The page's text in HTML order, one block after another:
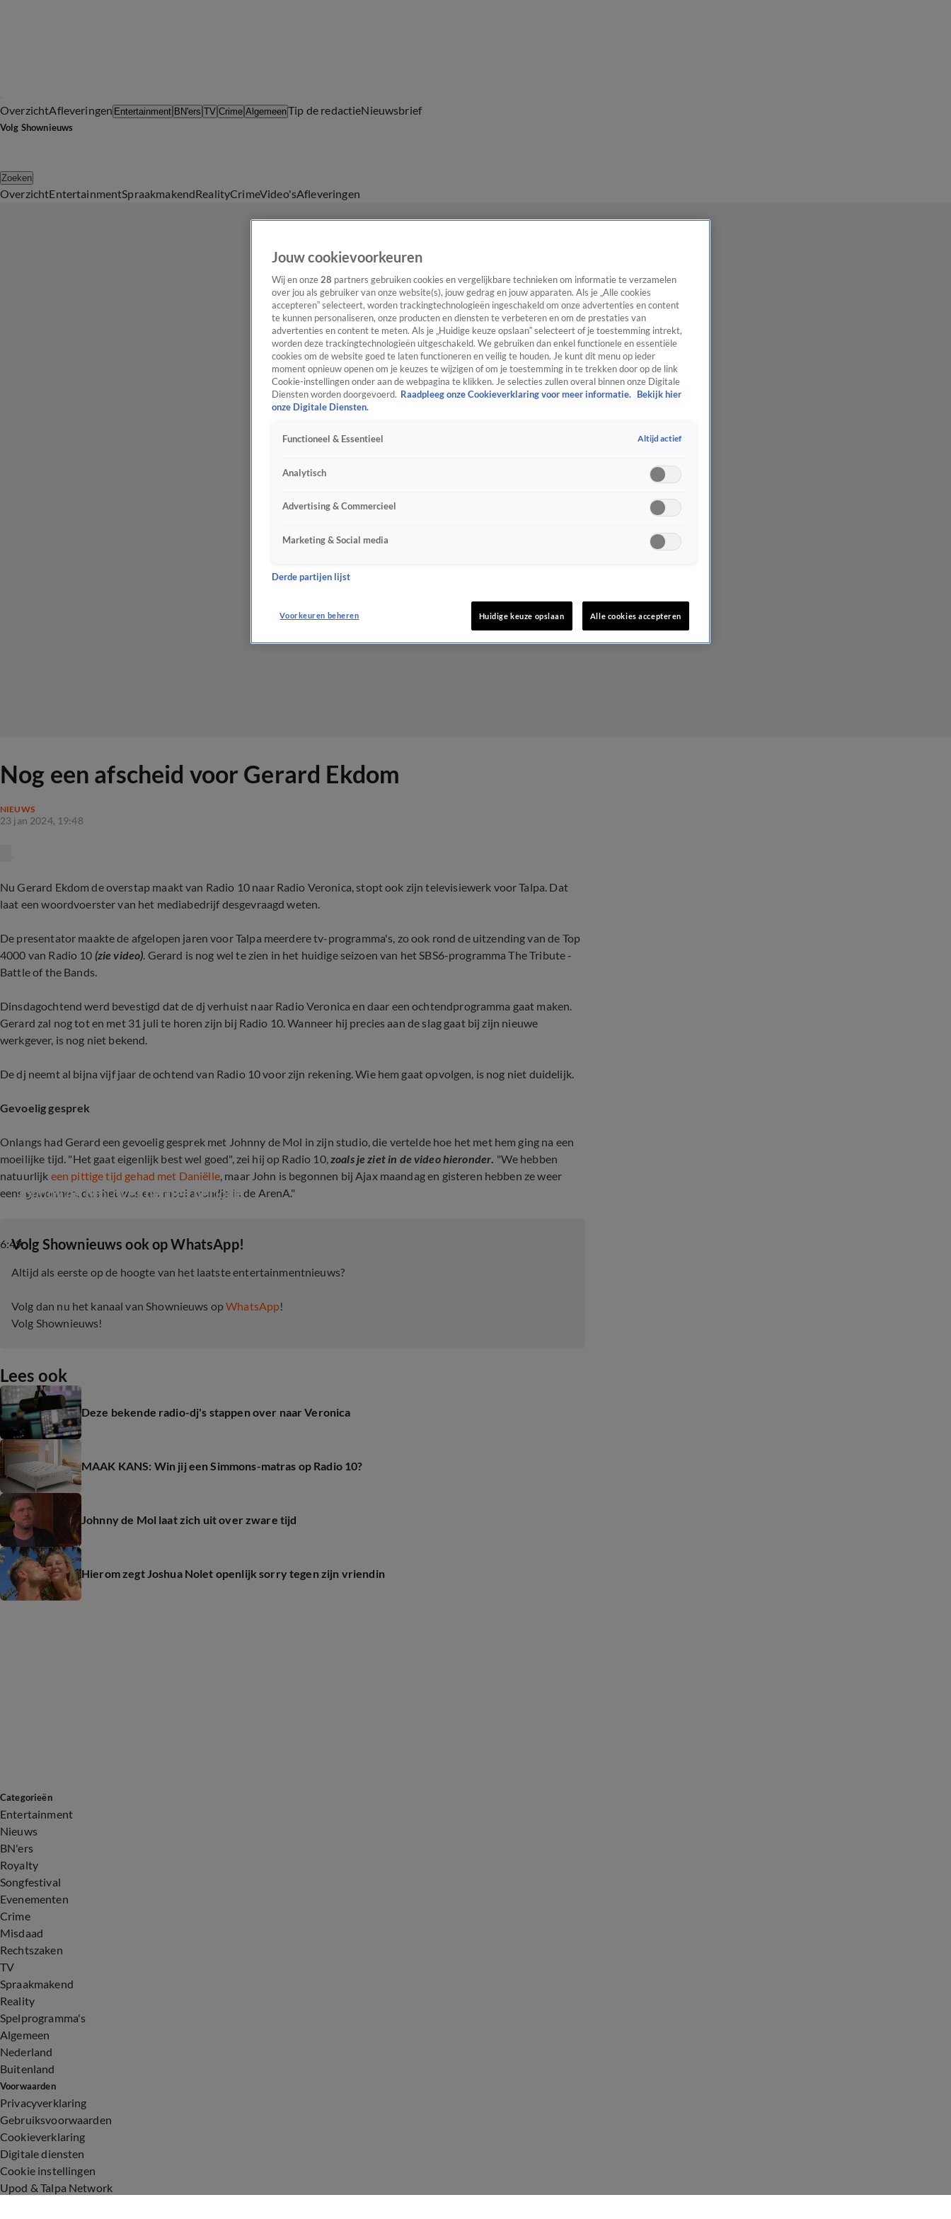
OverzichtAfleveringen Entertainment BN'ers TV Crime AlgemeenTip de redactieNieuwsbrief
Volg Shownieuws
Zoeken
OverzichtEntertainmentSpraakmakendRealityCrimeVideo'sAfleveringen
Nog een afscheid voor Gerard Ekdom
NIEUWS
23 jan 2024, 19:48
Nu Gerard Ekdom de overstap maakt van Radio 10 naar Radio Veronica, stopt ook zijn televisiewerk voor Talpa. Dat
laat een woordvoerster van het mediabedrijf desgevraagd weten.
De presentator maakte de afgelopen jaren voor Talpa meerdere tv-programma's, zo ook rond de uitzending van de Top
4000 van Radio 10 (zie video). Gerard is nog wel te zien in het huidige seizoen van het SBS6-programma The Tribute -
Battle of the Bands.
Dinsdagochtend werd bevestigd dat de dj verhuist naar Radio Veronica en daar een ochtendprogramma gaat maken.
Gerard zal nog tot en met 31 juli te horen zijn bij Radio 10. Wanneer hij precies aan de slag gaat bij zijn nieuwe
werkgever, is nog niet bekend.
De dj neemt al bijna vijf jaar de ochtend van Radio 10 voor zijn rekening. Wie hem gaat opvolgen, is nog niet duidelijk.
Gevoelig gesprek
Onlangs had Gerard een gevoelig gesprek met Johnny de Mol in zijn studio, die vertelde hoe het met hem ging na een
moeilijke tijd. "Het gaat eigenlijk best wel goed", zei hij op Radio 10,zoals je ziet in de video hieronder. "We hebben
natuurlijk een pittige tijd gehad met Daniëlle, maar John is begonnen bij Ajax maandag en gisteren hebben ze weer
eens gewonnen, dus het was een mooi avondje in de ArenA."
6:49
Johnny de Mol over heftige periode
‎Volg Shownieuws ook op WhatsApp!
Altijd als eerste op de hoogte van het laatste entertainmentnieuws?
Volg dan nu het kanaal van Shownieuws opWhatsApp!
Volg Shownieuws!
Lees ook
Deze bekende radio-dj's stappen over naar Veronica
MAAK KANS: Win jij een Simmons-matras op Radio 10?
Johnny de Mol laat zich uit over zware tijd
Hierom zegt Joshua Nolet openlijk sorry tegen zijn vriendin
Categorieën
Entertainment
Nieuws
BN'ers
Royalty
Songfestival
Evenementen
Crime
Misdaad
Rechtszaken
TV
Spraakmakend
Reality
Spelprogramma's
Algemeen
Nederland
Buitenland
Voorwaarden
Privacyverklaring
Gebruiksvoorwaarden
Cookieverklaring
Digitale diensten
Cookie instellingen
Upod & Talpa Network
Jouw cookievoorkeuren
Wij en onze 28 partners gebruiken cookies en vergelijkbare technieken om informatie te verzamelen
over jou als gebruiker van onze website(s), jouw gedrag en jouw apparaten. Als je „Alle cookies
accepteren” selecteert, worden trackingtechnologieën ingeschakeld om onze advertenties en content
te kunnen personaliseren, onze producten en diensten te verbeteren en om de prestaties van
advertenties en content te meten. Als je „Huidige keuze opslaan” selecteert of je toestemming intrekt,
worden deze trackingtechnologieën uitgeschakeld. We gebruiken dan enkel functionele en essentiële
cookies om de website goed te laten functioneren en veilig te houden. Je kunt dit menu op ieder
moment opnieuw openen om je keuzes te wijzigen of om je toestemming in te trekken door op de link
Cookie-instellingen onder aan de webpagina te klikken. Je selecties zullen overal binnen onze Digitale
Diensten worden doorgevoerd. Raadpleeg onze Cookieverklaring voor meer informatie.
Bekijk hier
onze Digitale Diensten.
Functioneel & Essentieel Altijd actief
Analytisch
Advertising & Commercieel
Marketing & Social media
Derde partijen lijst
Voorkeuren beheren Huidige keuze opslaan Alle cookies accepteren